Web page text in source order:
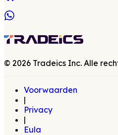
© 2026 Tradeics Inc. Alle
Voorwaarden
|
Privacy
|
Eula